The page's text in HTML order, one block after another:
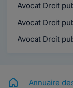
Avocat Droit
Avocat Droit
Avocat Droit
Annuaire